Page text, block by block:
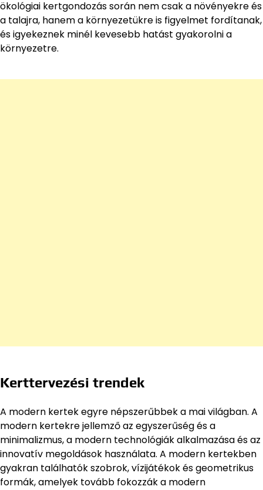
ökológiai kertgondozás során nem csak a növényekre és
a talajra, hanem a környezetükre is figyelmet fordítanak,
és igyekeznek minél kevesebb hatást gyakorolni a
környezetre.
Kerttervezési trendek
A modern kertek egyre népszerűbbek a mai világban. A
modern kertekre jellemző az egyszerűség és a
minimalizmus, a modern technológiák alkalmazása és az
innovatív megoldások használata. A modern kertekben
gyakran találhatók szobrok, vízijátékok és geometrikus
formák, amelyek tovább fokozzák a modern